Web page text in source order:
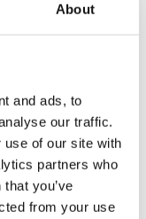
About
and ads, to
our traffic.
use of our site with
partners who
you’ve
from your use